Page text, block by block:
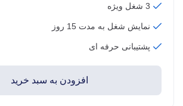
3 شغل ویژه
نمایش شغل به مدت 15 روز
پشتیبانی حرفه ای
افزودن به سبد خرید